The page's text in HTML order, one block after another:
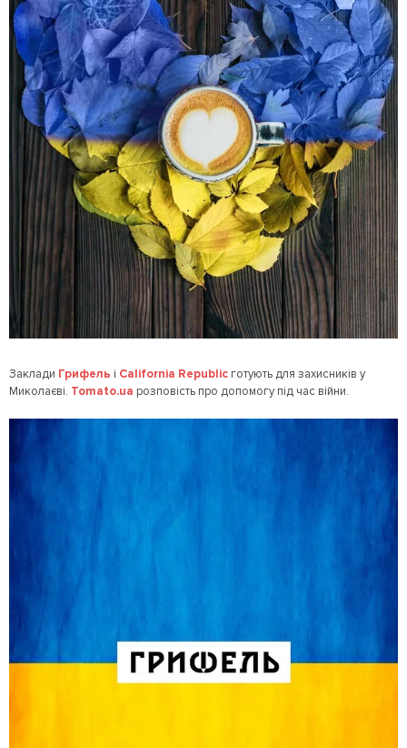
Заклади Грифель і California Republic готують для захисників у
Миколаєві. Tomato.ua розповість про допомогу під час війни.